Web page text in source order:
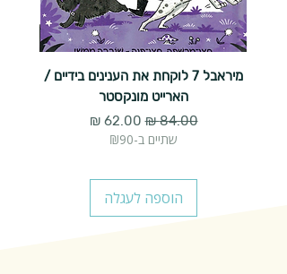
מיראבל 7 לוקחת את הענינים בידיים /
הארייט מונקסטר
מחיר רגיל‏84.00 ‏₪ מחיר מבצע
שתיים ב-₪90
הוספה לעגלה